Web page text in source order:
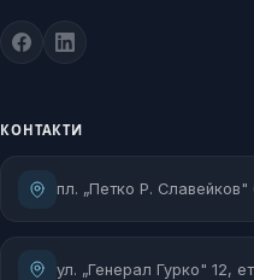
КОНТАКТИ
пл. „Петко Р.
ул. „Генерал Гурко" 12,